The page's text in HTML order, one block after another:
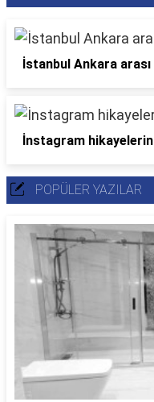
İstanbul Ankara
İnstagram
POPÜLER YAZILAR